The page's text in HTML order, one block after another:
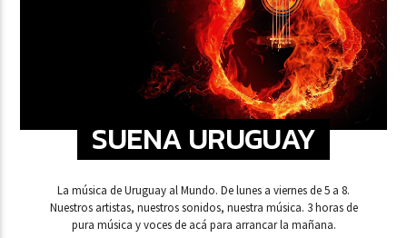
SUENA URUGUAY
La música de Uruguay al Mundo. De lunes a viernes de 5 a 8.
Nuestros artistas, nuestros sonidos, nuestra música. 3 horas de
pura música y voces de acá para arrancar la mañana.